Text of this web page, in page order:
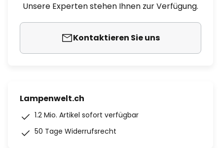
Unsere Experten stehen Ihnen zur Verfügung.
Kontaktieren Sie uns
Lampenwelt.ch
1.2 Mio. Artikel sofort verfügbar
50 Tage Widerrufsrecht